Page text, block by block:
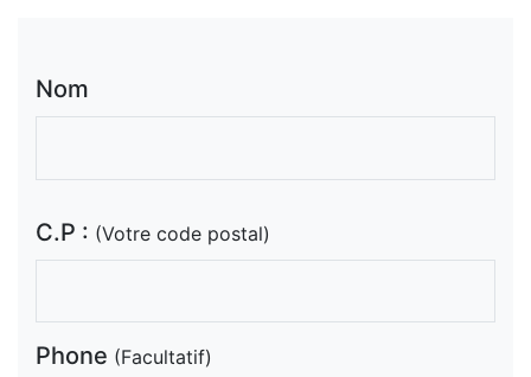
Nom
C.P : (Votre code postal)
Phone (Facultatif)